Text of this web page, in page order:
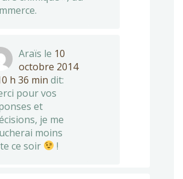
Araïs le 10
octobre 2014
h 36 min dit:
pour vos
et
je me
moins
ce soir
!